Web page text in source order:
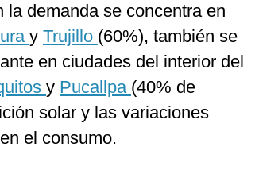
demanda se concentra en
y Trujillo (60%), también se
en ciudades del interior del
y Pucallpa (40% de
solar y las variaciones
el consumo.